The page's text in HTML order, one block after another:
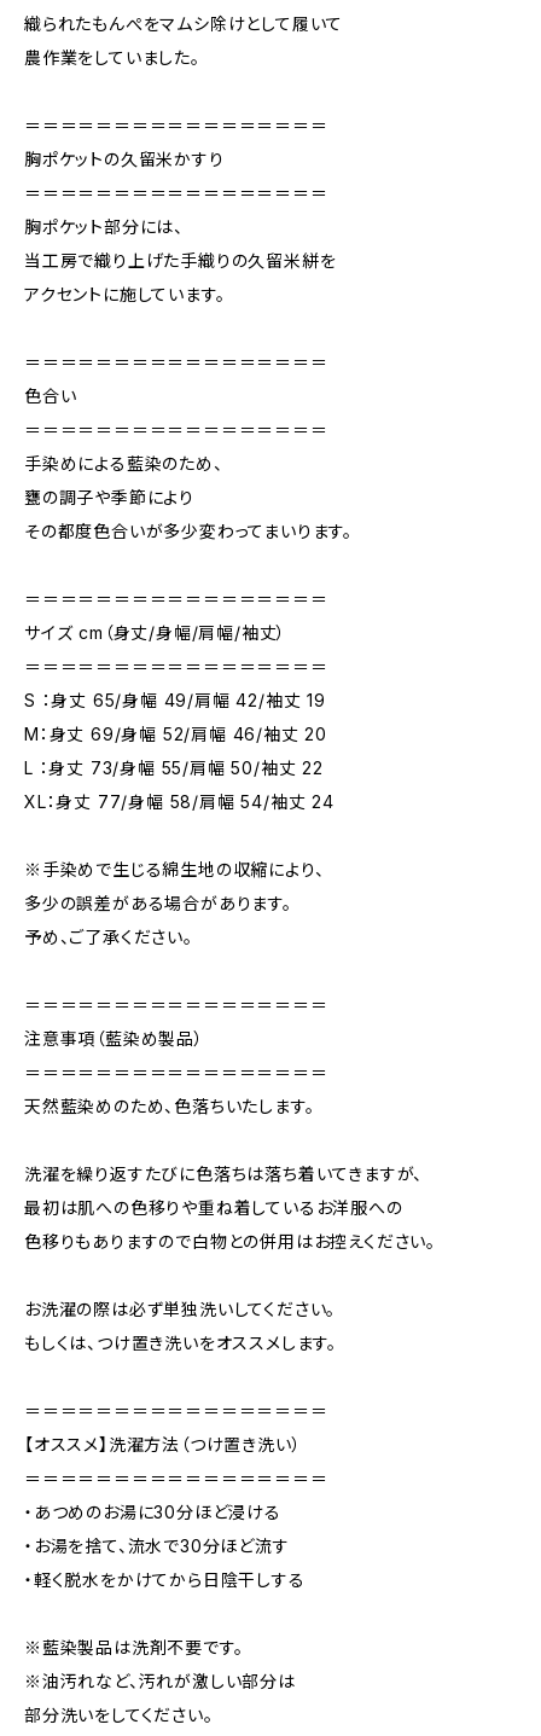
織られたもんぺをマムシ除けとして履いて
農作業をしていました。
＝＝＝＝＝＝＝＝＝＝＝＝＝＝＝＝＝
胸ポケットの久留米かすり
＝＝＝＝＝＝＝＝＝＝＝＝＝＝＝＝＝
胸ポケット部分には、
当工房で織り上げた手織りの久留米絣を
アクセントに施しています。
＝＝＝＝＝＝＝＝＝＝＝＝＝＝＝＝＝
色合い
＝＝＝＝＝＝＝＝＝＝＝＝＝＝＝＝＝
手染めによる藍染のため、
甕の調子や季節により
その都度色合いが多少変わってまいります。
＝＝＝＝＝＝＝＝＝＝＝＝＝＝＝＝＝
サイズ cm（身丈/身幅/肩幅/袖丈）
＝＝＝＝＝＝＝＝＝＝＝＝＝＝＝＝＝
S ：身丈 65/身幅 49/肩幅 42/袖丈 19
M：身丈 69/身幅 52/肩幅 46/袖丈 20
L ：身丈 73/身幅 55/肩幅 50/袖丈 22
XL：身丈 77/身幅 58/肩幅 54/袖丈 24
※手染めで生じる綿生地の収縮により、
多少の誤差がある場合があります。
予め、ご了承ください。
＝＝＝＝＝＝＝＝＝＝＝＝＝＝＝＝＝
注意事項（藍染め製品）
＝＝＝＝＝＝＝＝＝＝＝＝＝＝＝＝＝
天然藍染めのため、色落ちいたします。
洗濯を繰り返すたびに色落ちは落ち着いてきますが、
最初は肌への色移りや重ね着しているお洋服への
色移りもありますので白物との併用はお控えください。
お洗濯の際は必ず単独洗いしてください。
もしくは、つけ置き洗いをオススメします。
＝＝＝＝＝＝＝＝＝＝＝＝＝＝＝＝＝
【オススメ】洗濯方法（つけ置き洗い）
＝＝＝＝＝＝＝＝＝＝＝＝＝＝＝＝＝
・あつめのお湯に30分ほど浸ける
・お湯を捨て、流水で30分ほど流す
・軽く脱水をかけてから日陰干しする
※藍染製品は洗剤不要です。
※油汚れなど、汚れが激しい部分は
部分洗いをしてください。